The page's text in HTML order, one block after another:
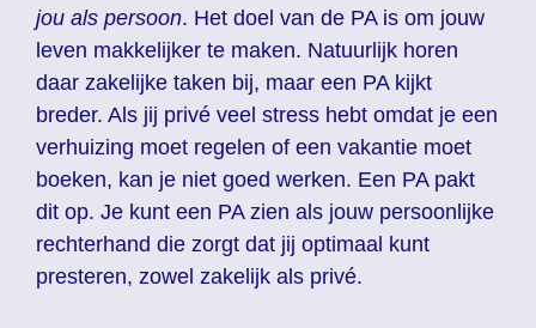
jou als persoon. Het doel van de PA is om jouw
leven makkelijker te maken. Natuurlijk horen
daar zakelijke taken bij, maar een PA kijkt
breder. Als jij privé veel stress hebt omdat je een
verhuizing moet regelen of een vakantie moet
boeken, kan je niet goed werken. Een PA pakt
dit op. Je kunt een PA zien als jouw persoonlijke
rechterhand die zorgt dat jij optimaal kunt
presteren, zowel zakelijk als privé.